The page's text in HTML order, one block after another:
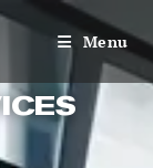
Menu